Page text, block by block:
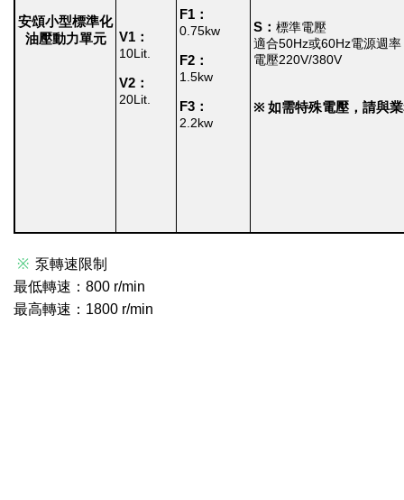
安頌小型標準化
油壓動力單元
V1：
10Lit.
V2：
20Lit.
F1：
0.75kw
F2：
1.5kw
F3：
2.2kw
S： 標準電壓
適合50Hz或60Hz電源週率
電壓220V/380V
※ 如需特殊電壓，請與
※ 泵轉速限制
最低轉速：800 r/min
最高轉速：1800 r/min